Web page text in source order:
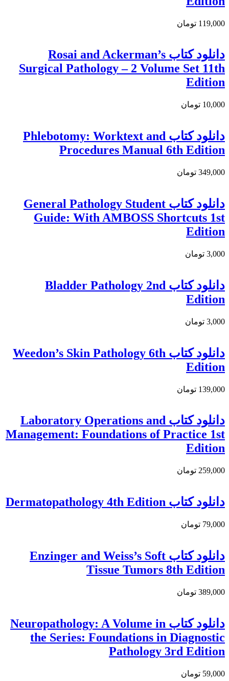
119,000 تومان
دانلود کتاب Rosai and Ackerman’s
Surgical Pathology – 2 Volume Set 11th
Edition
10,000 تومان
دانلود کتاب Phlebotomy: Worktext and
Procedures Manual 6th Edition
349,000 تومان
دانلود کتاب General Pathology Student
Guide: With AMBOSS Shortcuts 1st
Edition
3,000 تومان
دانلود کتاب Bladder Pathology 2nd
Edition
3,000 تومان
دانلود كتاب Weedon’s Skin Pathology 6th
Edition
139,000 تومان
دانلود کتاب Laboratory Operations and
Management: Foundations of Practice 1st
Edition
259,000 تومان
دانلود کتاب Dermatopathology 4th Edition
79,000 تومان
دانلود کتاب Enzinger and Weiss’s Soft
Tissue Tumors 8th Edition
389,000 تومان
دانلود كتاب Neuropathology: A Volume in
the Series: Foundations in Diagnostic
Pathology 3rd Edition
59,000 تومان